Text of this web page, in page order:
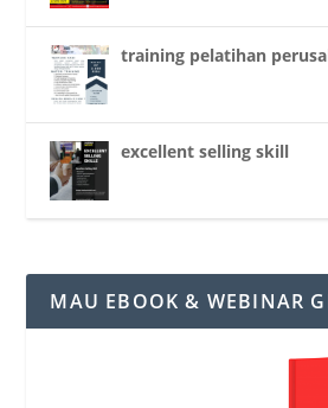
training pelatihan
excellent selling skill
MAU EBOOK & WEBINAR